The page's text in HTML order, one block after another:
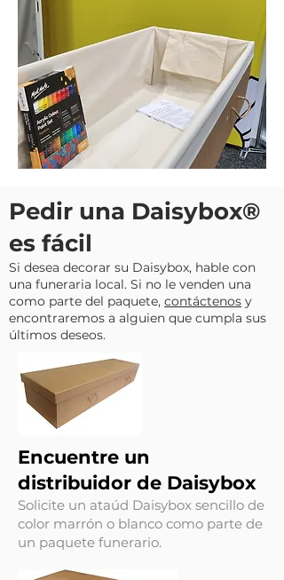
Pedir una Daisybox®
es fácil
Si desea decorar su Daisybox, hable con
una funeraria local. Si no le venden una
como parte del paquete, contáctenos y
encontraremos a alguien que cumpla sus
últimos deseos.
Encuentre un
distribuidor de Daisybox
Solicite un ataúd Daisybox sencillo de
color marrón o blanco como parte de
un paquete funerario.